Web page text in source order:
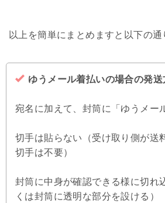
以上を簡単にまとめますと以下の通
ゆうメール着払いの場合の発送
宛名に加えて、封筒に「ゆうメー
切手は貼らない（受け取り側が送
切手は不要）
封筒に中身が確認できる様に切れ
くは封筒に透明な部分を設ける）